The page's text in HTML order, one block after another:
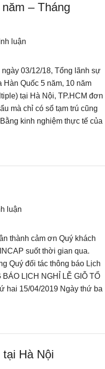
– Tháng
luận
03/12/18, Tổng lãnh sự
Quốc 5 năm, 10 năm
tại Hà Nội, TP.HCM đơn
mà chỉ có sổ tạm trú cũng
kinh nghiệm thực tế của
luận
thành cảm ơn Quý khách
suốt thời gian qua.
Quý đối tác thông báo Lịch
LỊCH NGHỈ LỄ GIỖ TỔ
hai 15/04/2019 Ngày thứ ba
Hà Nội